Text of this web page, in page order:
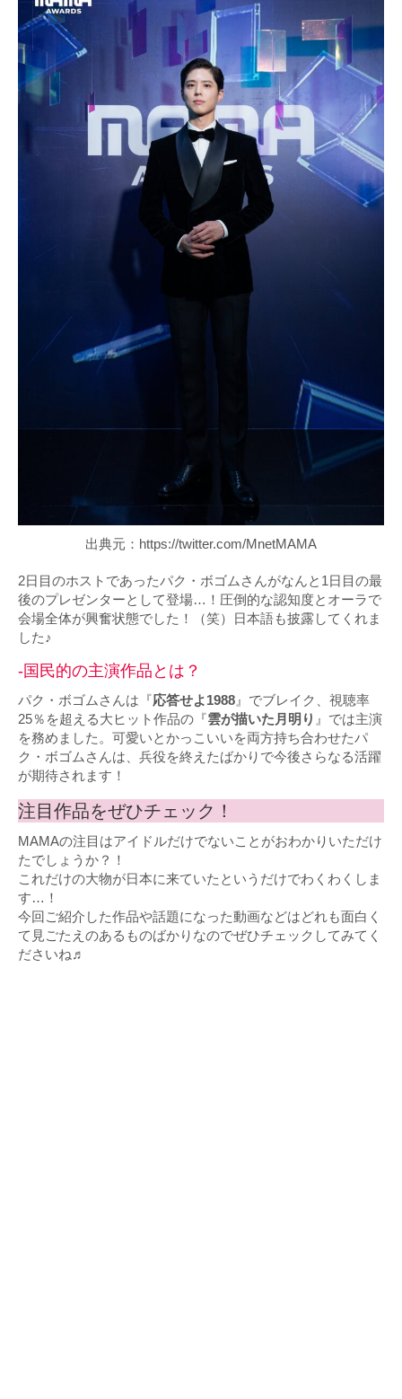
出典元：https://twitter.com/MnetMAMA
2日目のホストであったパク・ボゴムさんがなんと1日目の最
後のプレゼンターとして登場…！圧倒的な認知度とオーラで
会場全体が興奮状態でした！（笑）日本語も披露してくれま
した♪
-国民的の主演作品とは？
パク・ボゴムさんは『応答せよ1988 』でブレイク、視聴率
25％を超える大ヒット作品の『雲が描いた月明り 』では主演
を務めました。可愛いとかっこいいを両方持ち合わせたパ
ク・ボゴムさんは、兵役を終えたばかりで今後さらなる活躍
が期待されます！
注目作品をぜひチェック！
MAMAの注目はアイドルだけでないことがおわかりいただけ
たでしょうか？！
これだけの大物が日本に来ていたというだけでわくわくしま
す…！
今回ご紹介した作品や話題になった動画などはどれも面白く
て見ごたえのあるものばかりなのでぜひチェックしてみてく
ださいね♬